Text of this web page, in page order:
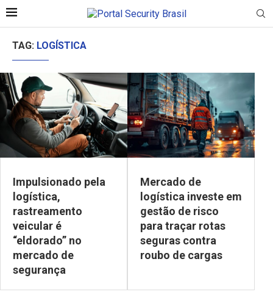
TAG: LOGÍSTICA
Impulsionado pela
logística,
rastreamento
veicular é
“eldorado” no
mercado de
segurança
Mercado de
logística investe em
gestão de risco
para traçar rotas
seguras contra
roubo de cargas